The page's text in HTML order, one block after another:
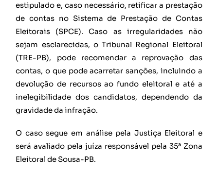
estipulado e, caso necessário, retificar a prestação
de contas no Sistema de Prestação de Contas
Eleitorais (SPCE). Caso as irregularidades não
sejam esclarecidas, o Tribunal Regional Eleitoral
(TRE-PB), pode recomendar a reprovação das
contas, o que pode acarretar sanções, incluindo a
devolução de recursos ao fundo eleitoral e até a
inelegibilidade dos candidatos, dependendo da
gravidade da infração.
O caso segue em análise pela Justiça Eleitoral e
será avaliado pela juíza responsável pela 35ª Zona
Eleitoral de Sousa-PB.